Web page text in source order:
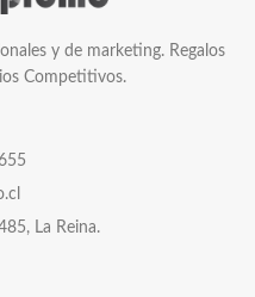
y de marketing. Regalos
Competitivos.
La Reina.